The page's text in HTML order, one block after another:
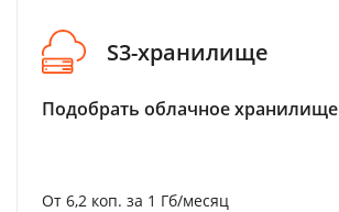
S3-хранилище
Подобрать облачное хранилище
От 6,2 коп. за 1 Гб/месяц